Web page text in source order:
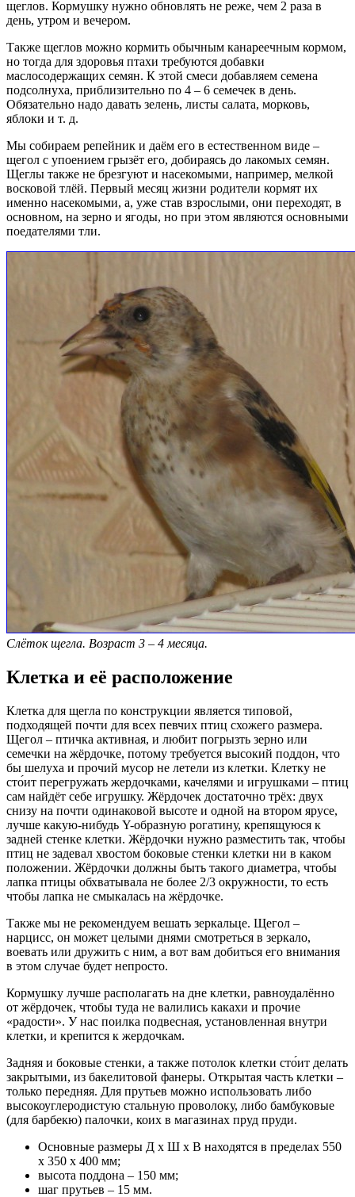
щеглов. Кормушку нужно обновлять не реже, чем 2 раза в
день, утром и вечером.
Также щеглов можно кормить обычным канареечным кормом,
но тогда для здоровья птахи требуются добавки
маслосодержащих семян. К этой смеси добавляем семена
подсолнуха, приблизительно по 4 – 6 семечек в день.
Обязательно надо давать зелень, листы салата, морковь,
яблоки и т. д.
Мы собираем репейник и даём его в естественном виде –
щегол с упоением грызёт его, добираясь до лакомых семян.
Щеглы также не брезгуют и насекомыми, например, мелкой
восковой тлёй. Первый месяц жизни родители кормят их
именно насекомыми, а, уже став взрослыми, они переходят, в
основном, на зерно и ягоды, но при этом являются основными
поедателями тли.
Слёток щегла. Возраст 3 – 4 месяца.
Клетка и её расположение
Клетка для щегла по конструкции является типовой,
подходящей почти для всех певчих птиц схожего размера.
Щегол – птичка активная, и любит погрызть зерно или
семечки на жёрдочке, потому требуется высокий поддон, что
бы шелуха и прочий мусор не летели из клетки. Клетку не
сто́ит перегружать жердочками, качелями и игрушками – птиц
сам найдёт себе игрушку. Жёрдочек достаточно трёх: двух
снизу на почти одинаковой высоте и одной на втором ярусе,
лучше какую-нибудь Y-образную рогатину, крепящуюся к
задней стенке клетки. Жёрдочки нужно разместить так, чтобы
птиц не задевал хвостом боковые стенки клетки ни в каком
положении. Жёрдочки должны быть такого диаметра, чтобы
лапка птицы обхватывала не более 2/3 окружности, то есть
чтобы лапка не смыкалась на жёрдочке.
Также мы не рекомендуем вешать зеркальце. Щегол –
нарцисс, он может целыми днями смотреться в зеркало,
воевать или дружить с ним, а вот вам добиться его внимания
в этом случае будет непросто.
Кормушку лучше располагать на дне клетки, равноудалённо
от жёрдочек, чтобы туда не валились какахи и прочие
«радости». У нас поилка подвесная, установленная внутри
клетки, и крепится к жердочкам.
Задняя и боковые стенки, а также потолок клетки сто́ит делать
закрытыми, из бакелитовой фанеры. Открытая часть клетки –
только передняя. Для прутьев можно использовать либо
высокоуглеродистую стальную проволоку, либо бамбуковые
(для барбекю) палочки, коих в магазинах пруд пруди.
Основные размеры Д х Ш х В находятся в пределах 550
х 350 х 400 мм;
высота поддона – 150 мм;
шаг прутьев – 15 мм.